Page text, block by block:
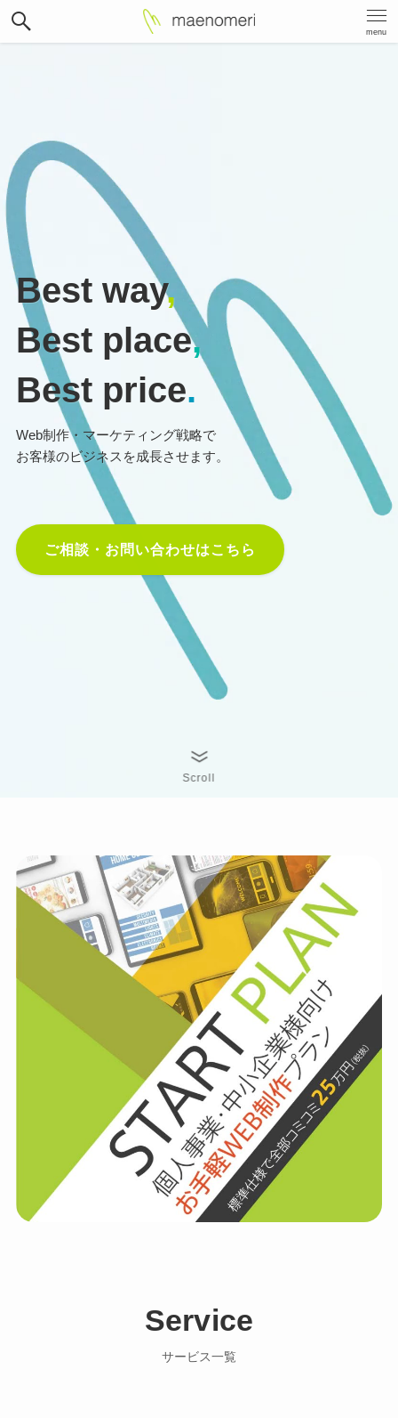
menu
Best way,
Best place,
Best price.
Web制作・マーケティング戦略で
お客様のビジネスを成長させます。
ご相談・お問い合わせはこちら
Scroll
Service
サービス一覧